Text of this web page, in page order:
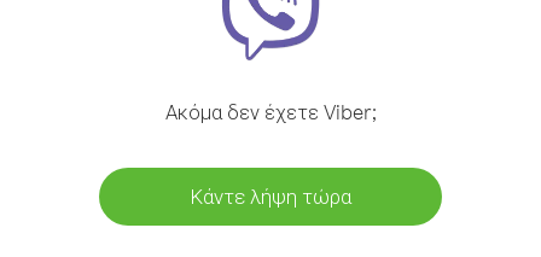
Ακόμα δεν έχετε Viber;
Κάντε λήψη τώρα